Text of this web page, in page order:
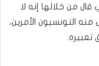
من خلالها إنه لا
التونسيون الأمرين،
تعبيره.